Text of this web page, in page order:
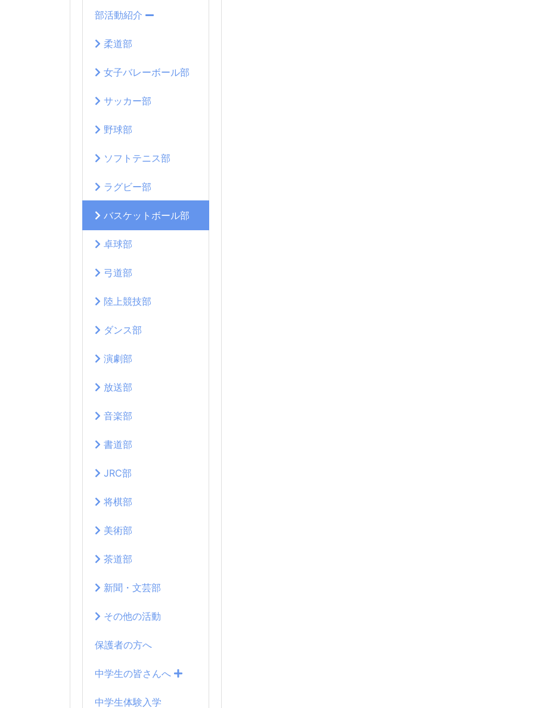
部活動紹介
柔道部
女子バレーボール部
サッカー部
野球部
ソフトテニス部
ラグビー部
バスケットボール部
卓球部
弓道部
陸上競技部
ダンス部
演劇部
放送部
音楽部
書道部
JRC部
将棋部
美術部
茶道部
新聞・文芸部
その他の活動
保護者の方へ
中学生の皆さんへ
中学生体験入学